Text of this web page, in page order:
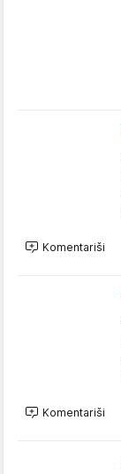
Komentariši
Komentariši